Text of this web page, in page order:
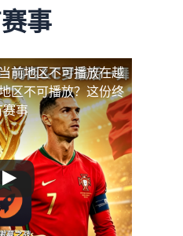
事
前地区不可播放在越
区不可播放？这份终
赛事